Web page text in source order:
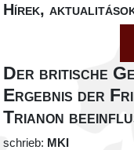
Hírek,
Der britische
Ergebnis der
Trianon
schrieb: MKI